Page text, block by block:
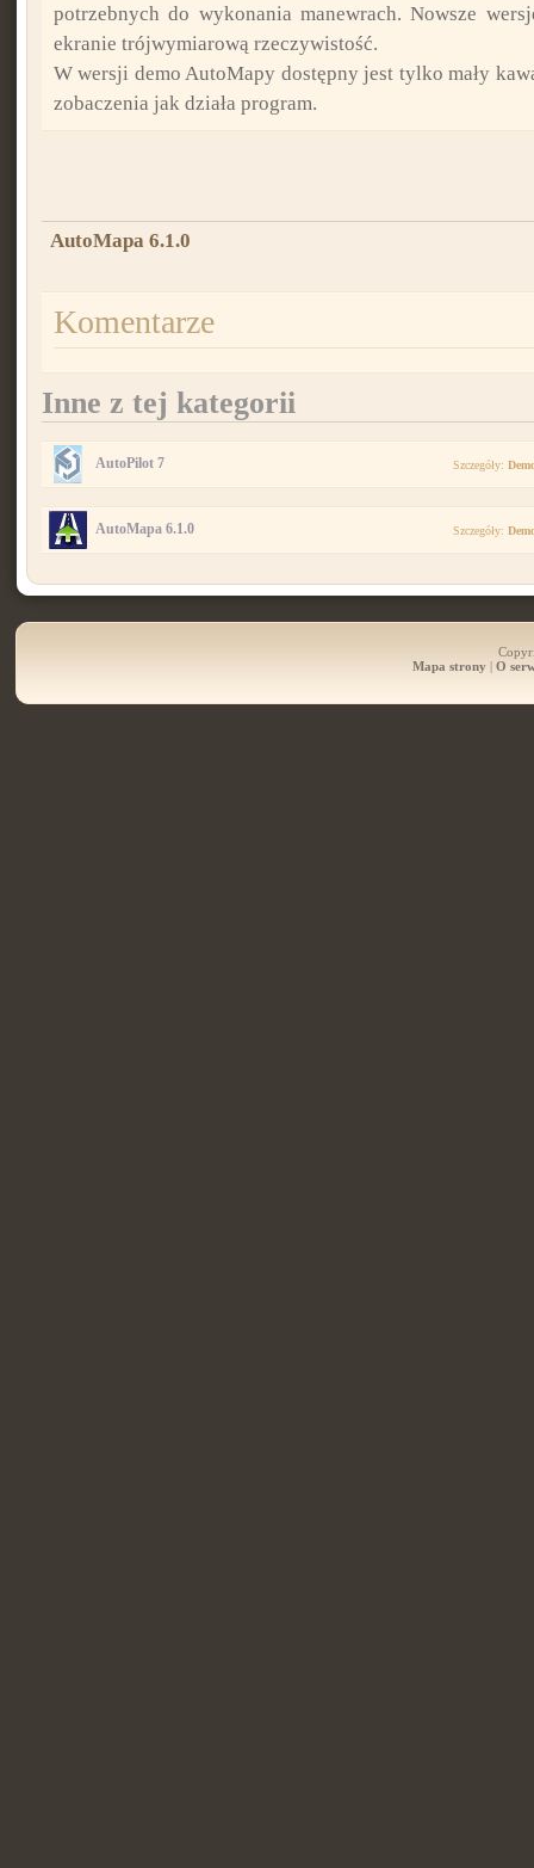
potrzebnych do wykonania manewrach. Nowsze
ekranie trójwymiarową rzeczywistość.
W wersji demo AutoMapy dostępny jest tylko mały
zobaczenia jak działa program.
AutoMapa 6.1.0
Komentarze
Inne z tej kategorii
AutoPilot 7 Szczegóły:
AutoMapa 6.1.0 Szczegóły:
Mapa strony | O